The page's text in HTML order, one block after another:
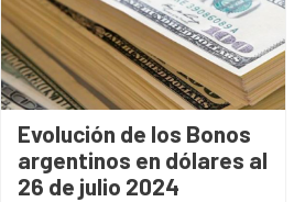
Evolución de los Bonos
argentinos en dólares al
26 de julio 2024